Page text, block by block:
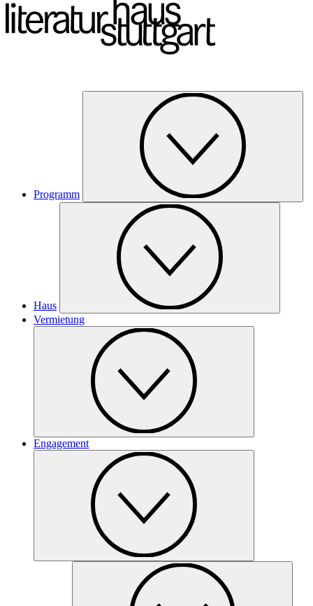
Programm
Haus
Vermietung
Engagement